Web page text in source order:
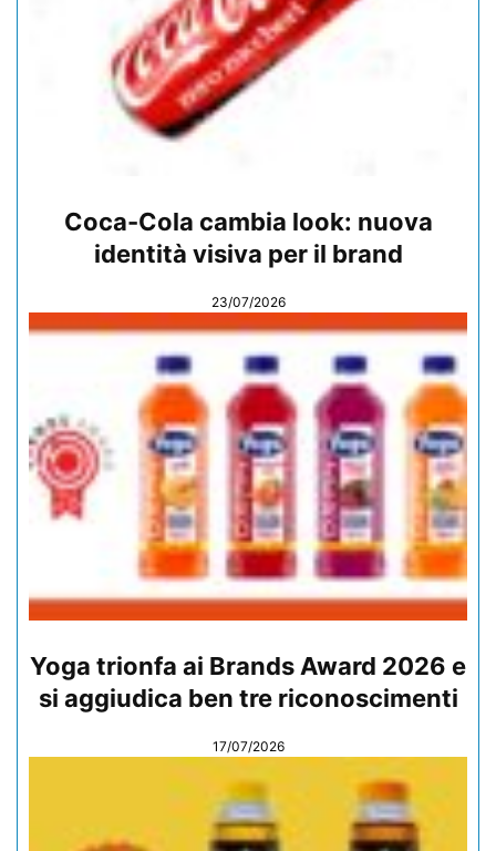
Coca-Cola cambia look: nuova
identità visiva per il brand
23/07/2026
Yoga trionfa ai Brands Award 2026 e
si aggiudica ben tre riconoscimenti
17/07/2026